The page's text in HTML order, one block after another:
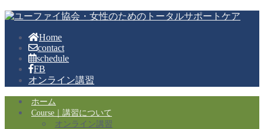
Home
contact
schedule
FB
オンライン講習
ホーム
Course｜講習について
オンライン講習